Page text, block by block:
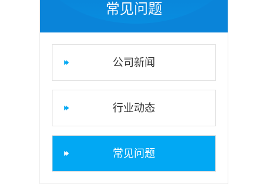
常见问题
公司新闻
行业动态
常见问题